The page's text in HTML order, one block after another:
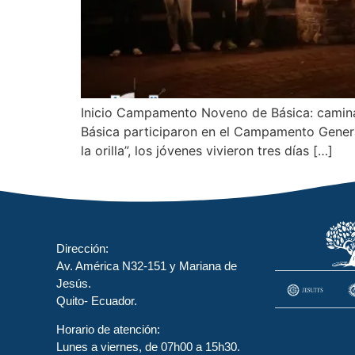
Inicio Campamento Noveno de Básica:
Básica participaron en el Campamento
la orilla”, los jóvenes vivieron tres días […]
Dirección:
Av. América N32-151 y Mariana de
Jesús.
Quito- Ecuador.
Horario de atención:
Lunes a viernes, de 07h00 a 15h30.